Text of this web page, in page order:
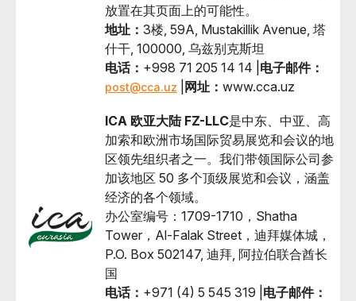
放置在其页面上的可能性。
地址： 3楼, 59A, Mustakillik Avenue, 塔
什干, 100000, 乌兹别克斯坦
电话： +998 71 205 14 14 | 电子邮件：
post@cca.uz 网址： www.cca.uz
ICA 欧亚大陆 FZ-LLC是中东、中亚、高
加索和欧洲市场国际贸易展览和会议的地
区领先组织者之一。我们带领国际公司参
加该地区 50 多个顶级展览和会议，涵盖
经济的各个领域。
办公室编号：1709-1710，Shatha
Tower，Al-Falak Street，迪拜媒体城，
P.O. Box 502147, 迪拜, 阿拉伯联合酋长
国
电话： +971 (4) 5 545 319 | 电子邮件：